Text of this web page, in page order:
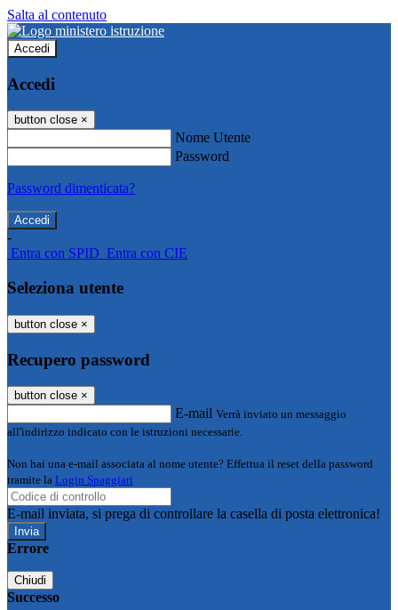
Salta al contenuto
Accedi
Accedi
button close ×
Nome Utente
Password
Password dimenticata?
-
Entra con SPID Entra con CIE
Seleziona utente
button close ×
Recupero password
button close ×
E-mail Verrà inviato un messaggio
all'indirizzo indicato con le istruzioni necessarie.
Non hai una e-mail associata al nome utente? Effettua il reset della password
tramite la Login Spaggiari
E-mail inviata, si prega di controllare la casella di posta elettronica!
Errore
Chiudi
Successo